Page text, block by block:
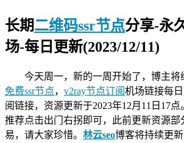
长期二维码ssr节点分享-永
场-每日更新(2023/12/11)
今天周一，新的一周开始了，博主将
免费ssr节点， v2ray节点订阅机场链接每
阅链接，资源更新于2023年12月11日17
推荐点击出门右拐即可，此前更新资源部
易，请大家珍惜。 林云seo博客将持续更